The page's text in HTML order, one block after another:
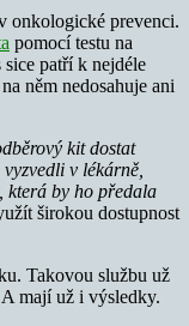
onkologické prevenci.
pomocí testu na
patří k nejdéle
něm nedosahuje ani
kit dostat
v lékárně,
která by ho předala
širokou dostupnost
Takovou službu už
mají už i výsledky.